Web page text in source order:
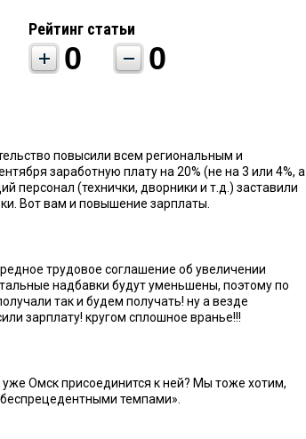
Рейтинг статьи
0 0
повысили всем региональным и
заработную плату на 20% (не на 3 или 4%, а
персонал (технички, дворники и т.д.) заставили
Вот вам и повышение зарплаты.
трудовое соглашение об увеличении
надбавки будут уменьшены, поэтому по
так и будем получать! ну а везде
зарплату! кругом сплошное вранье!!!
Омск присоединится к ней? Мы тоже хотим,
темпами».